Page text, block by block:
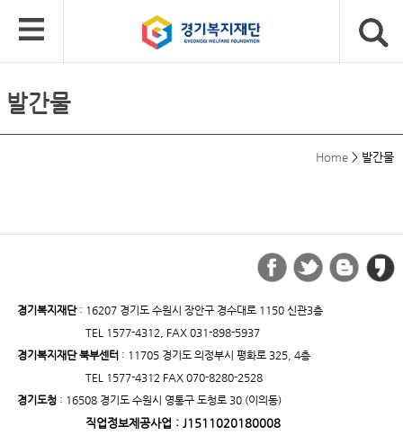
발간물
Home > 발간물
경기복지재단: 16207 경기도 수원시 장안구 경수대로 1150 신관3층
TEL 1577-4312, FAX 031-898-5937
경기복지재단 북부센터 : 11705 경기도 의정부시 평화로 325, 4층
TEL 1577-4312 FAX 070-8280-2528
경기도청: 16508 경기도 수원시 영통구 도청로 30 (이의동)
직업정보제공사업 : J1511020180008